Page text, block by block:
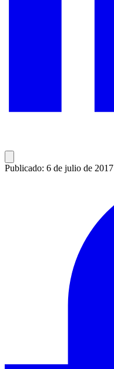
Publicado: 6 de julio de 2017